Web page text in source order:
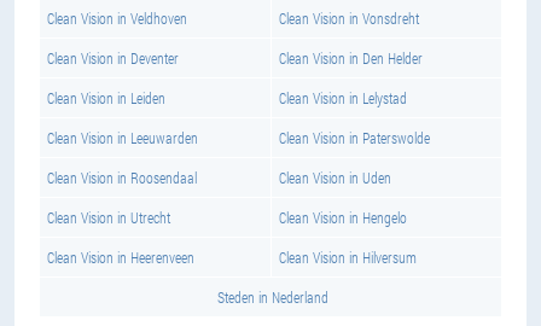
Clean Vision in Veldhoven Clean Vision in Vonsdreht
Clean Vision in Deventer Clean Vision in Den Helder
Clean Vision in Leiden Clean Vision in Lelystad
Clean Vision in Leeuwarden Clean Vision in Paterswolde
Clean Vision in Roosendaal Clean Vision in Uden
Clean Vision in Utrecht Clean Vision in Hengelo
Clean Vision in Heerenveen Clean Vision in Hilversum
Steden in Nederland